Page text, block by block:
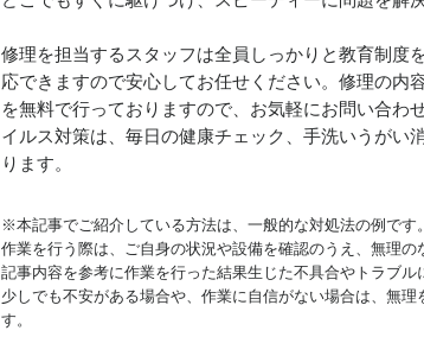
修理を担当するスタッフは全員しっかりと教育制度
応できますので安心してお任せください。修理の内
を無料で行っておりますので、お気軽にお問い合わ
イルス対策は、毎日の健康チェック、手洗いうがい
ります。
※本記事でご紹介している方法は、一般的な対処法の例です。
作業を行う際は、ご自身の状況や設備を確認のうえ、無理の
記事内容を参考に作業を行った結果生じた不具合やトラブル
少しでも不安がある場合や、作業に自信がない場合は、無
す。